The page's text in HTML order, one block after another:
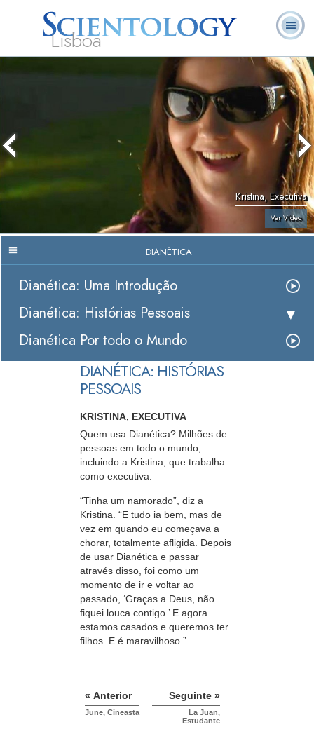
Lisboa
Hubbard
Ministros
Perguntas
Livros
Kristina, Executiva
Ver Vídeo
DIANÉTICA
Dianética: Uma Introdução
Dianética: Histórias Pessoais
Dianética Por todo o Mundo
DIANÉTICA: HISTÓRIAS
PESSOAIS
KRISTINA, EXECUTIVA
Quem usa Dianética? Milhões de
pessoas em todo o mundo,
incluindo a Kristina, que trabalha
como executiva.
“Tinha um namorado”, diz a
Kristina. “E tudo ia bem, mas de
vez em quando eu começava a
chorar, totalmente afligida. Depois
de usar Dianética e passar
através disso, foi como um
momento de ir e voltar ao
passado, ‘Graças a Deus, não
fiquei louca contigo.’ E agora
estamos casados e queremos ter
filhos. E é maravilhoso.”
« Anterior
June, Cineasta
Seguinte »
La Juan,
Estudante